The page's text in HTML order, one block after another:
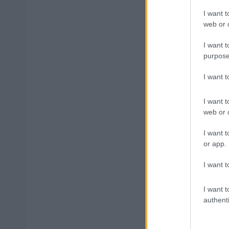
I want
web or
I want
I want
I want
web or
I want
or app.
I want
I want
ΑΣΕΠ:
ΑΣΕΠ 6Κ/